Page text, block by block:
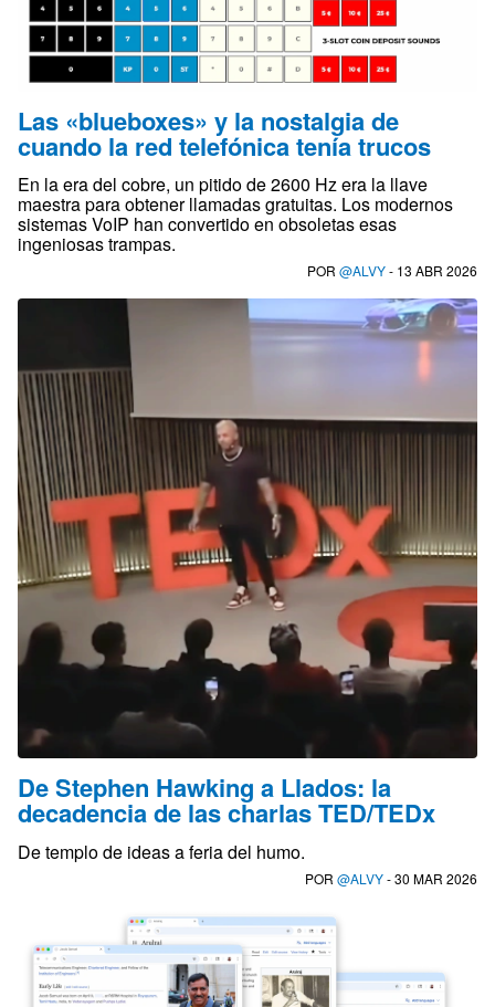
Las «blueboxes» y la nostalgia de
cuando la red telefónica tenía trucos
En la era del cobre, un pitido de 2600 Hz era la llave
maestra para obtener llamadas gratuitas. Los modernos
sistemas VoIP han convertido en obsoletas esas
ingeniosas trampas.
POR @ALVY- 13 ABR 2026
De Stephen Hawking a Llados: la
decadencia de las charlas TED/TEDx
De templo de ideas a feria del humo.
POR @ALVY- 30 MAR 2026